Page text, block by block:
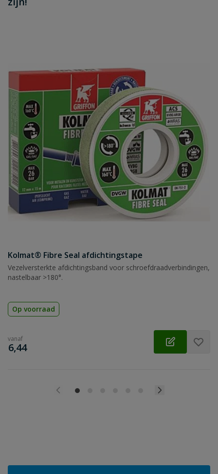
Kolmat® Fibre Seal afdichtingstape
Vezelversterkte afdichtingsband voor schroefdraadverbindingen,
nastelbaar >180°.
Op voorraad
vanaf
€
6,44